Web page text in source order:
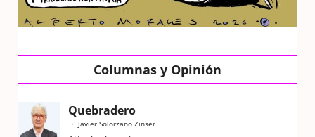
Columnas y Opinión
Quebradero
Javier Solorzano Zinser